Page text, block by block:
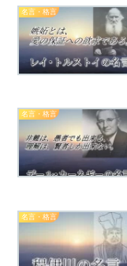
名言・格言
名言・格言
名言・格言